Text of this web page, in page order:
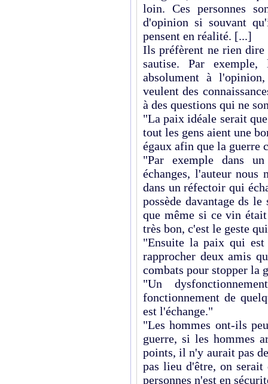
loin. Ces personnes
d'opinion si souvant
pensent en réalité. [...]
Ils préfèrent ne rien dire
sautise. Par exemple,
absolument à
veulent des
à des questions qui ne
"La paix idéale serait
tout les gens aient une
égaux afin que la guerre
"Par exemple dans
échanges, l'auteur
dans un réfectoir qui
possède davantage ds
que même si ce vin
très bon, c'est le geste
"Ensuite la paix qui est
rapprocher deux amis
combats pour stopper la
"Un
fonctionnement de
est l'échange."
"Les hommes ont-ils
guerre, si les hommes
points, il n'y aurait pas
pas lieu d'être, on
personnes n'est en